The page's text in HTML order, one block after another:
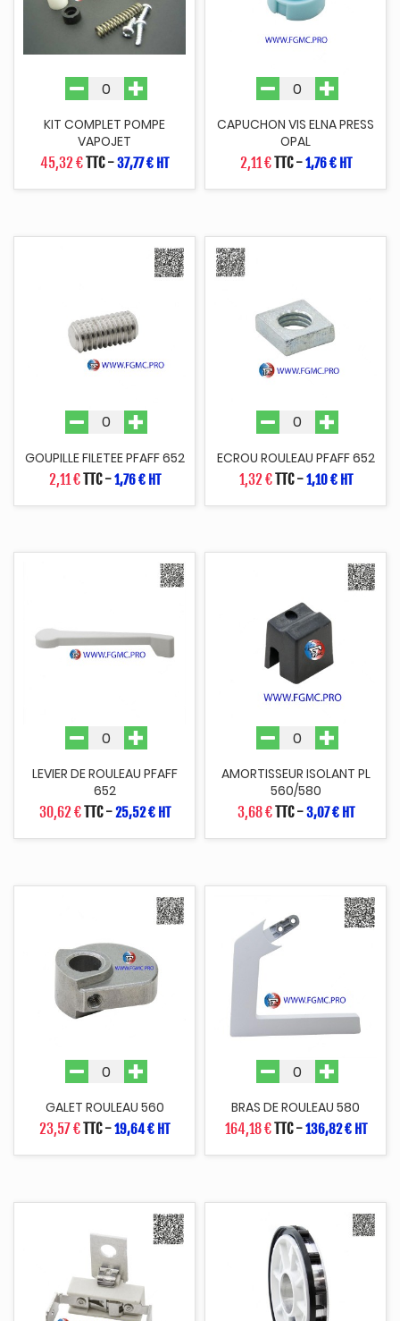
KIT COMPLET POMPE
VAPOJET
45,32 €TTC-37,77 € HT
CAPUCHON VIS ELNA PRESS
OPAL
2,11 €TTC-1,76 € HT
GOUPILLE FILETEE PFAFF 652
2,11 €TTC-1,76 € HT
ECROU ROULEAU PFAFF 652
1,32 €TTC-1,10 € HT
LEVIER DE ROULEAU PFAFF
652
30,62 €TTC-25,52 € HT
AMORTISSEUR ISOLANT PL
560/580
3,68 €TTC-3,07 € HT
GALET ROULEAU 560
23,57 €TTC-19,64 € HT
BRAS DE ROULEAU 580
164,18 €TTC-136,82 € HT